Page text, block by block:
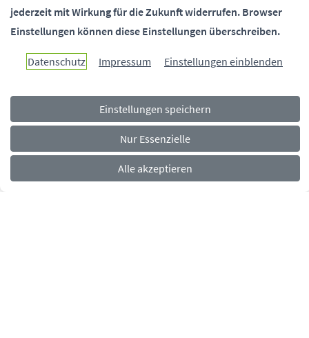
Paderborn überzeugt.
Rechtliches
Navigationsmenü Impressum Datenschutz Barrierefreiheit
jederzeit mit Wirkung für die Zukunft widerrufen. Browser
Einstellungen können diese Einstellungen überschreiben.
Datenschutz Impressum Einstellungen einblenden
Einstellungen speichern
Nur Essenzielle
Alle akzeptieren